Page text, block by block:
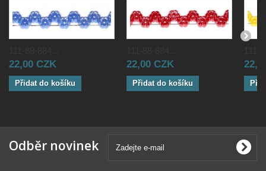
22,00 CZK
Přidat do košíku
22,00 CZK
Přidat do košíku
Odběr novinek